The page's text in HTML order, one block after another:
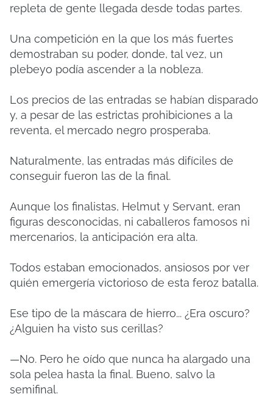
repleta de gente llegada desde todas partes.
Una competición en la que los más fuertes
demostraban su poder, donde, tal vez, un
plebeyo podía ascender a la nobleza.
Los precios de las entradas se habían disparado
y, a pesar de las estrictas prohibiciones a la
reventa, el mercado negro prosperaba.
Naturalmente, las entradas más difíciles de
conseguir fueron las de la final.
Aunque los finalistas, Helmut y Servant, eran
figuras desconocidas, ni caballeros famosos ni
mercenarios, la anticipación era alta.
Todos estaban emocionados, ansiosos por ver
quién emergería victorioso de esta feroz batalla.
Ese tipo de la máscara de hierro... ¿Era oscuro?
¿Alguien ha visto sus cerillas?
—No. Pero he oído que nunca ha alargado una
sola pelea hasta la final. Bueno, salvo la
semifinal.